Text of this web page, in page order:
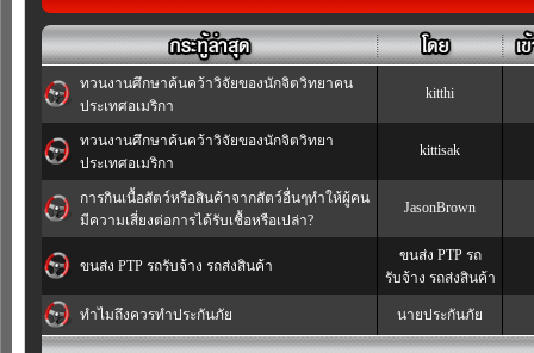
ทวนงานศึกษาค้นคว้าวิจัยของนักจิตวิทยาคน
ประเทศอเมริกา
kitthi
ทวนงานศึกษาค้นคว้าวิจัยของนักจิตวิทยา
ประเทศอเมริกา
kittisak
การกินเนื้อสัตว์หรือสินค้าจากสัตว์อื่นๆทำให้ผู้คน
มีความเสี่ยงต่อการได้รับเชื้อหรือเปล่า?
JasonBrown
ขนส่ง PTP รถรับจ้าง รถส่งสินค้า
ขนส่ง PTP รถ
รับจ้าง รถส่งสินค้า
ทำไมถึงควรทำประกันภัย นายประกันภัย